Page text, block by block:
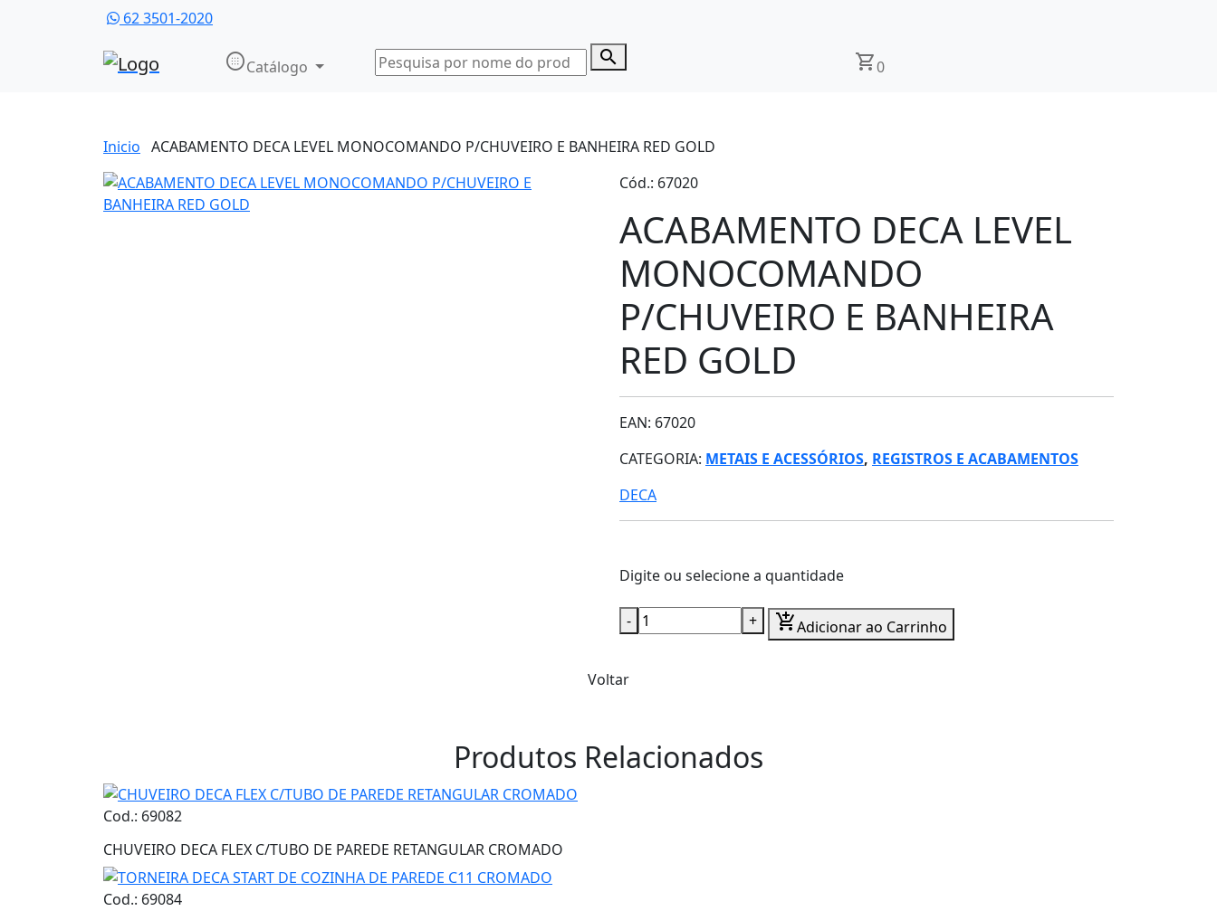
62 3501-2020
nest_secure_alarmCatálogo search shopping_cart0
Inicio ACABAMENTO DECA LEVEL MONOCOMANDO P/CHUVEIRO E BANHEIRA RED GOLD
Cód.: 67020
ACABAMENTO DECA LEVEL
MONOCOMANDO
P/CHUVEIRO E BANHEIRA
RED GOLD
EAN: 67020
CATEGORIA: METAIS E ACESSÓRIOS, REGISTROS E ACABAMENTOS
DECA
Digite ou selecione a quantidade
- + add_shopping_cartAdicionar ao Carrinho
Voltar
Produtos Relacionados
Cod.: 69082
CHUVEIRO DECA FLEX C/TUBO DE PAREDE RETANGULAR CROMADO
Cod.: 69084